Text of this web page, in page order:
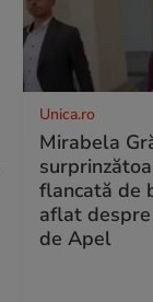
Unica.ro
Mirabela
flancată de
aflat
de Apel